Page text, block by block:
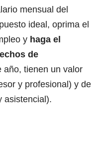
mensual del
ideal, oprima el
y haga el
de
año, tienen un valor
y profesional) y de
asistencial).